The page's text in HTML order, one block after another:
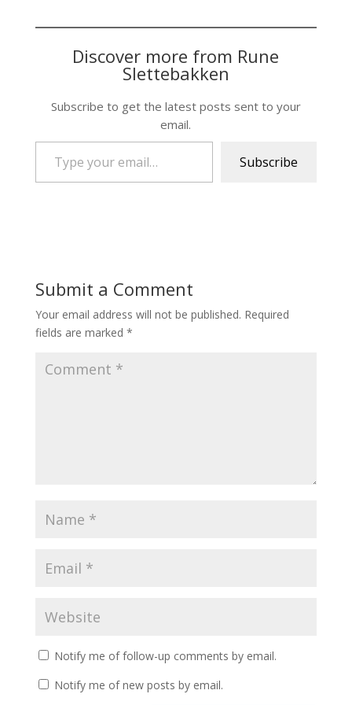
Discover more from Rune
Slettebakken
Subscribe to get the latest posts sent to your
email.
Type your email…
Subscribe
Submit a Comment
Your email address will not be published. Required
fields are marked *
Notify me of follow-up comments by email.
Notify me of new posts by email.